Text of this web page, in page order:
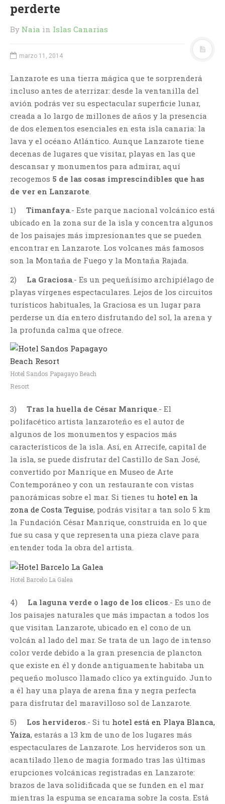
perderte
By Naia in Islas Canarias
marzo 11, 2014
Lanzarote es una tierra mágica que te sorprenderá
incluso antes de aterrizar: desde la ventanilla del
avión podrás ver su espectacular superficie lunar,
creada a lo largo de millones de años y la presencia
de dos elementos esenciales en esta isla canaria: la
lava y el océano Atlántico. Aunque Lanzarote tiene
decenas de lugares que visitar, playas en las que
descansar y monumentos para admirar, aquí
recogemos 5 de las cosas imprescindibles que has
de ver en Lanzarote
1) Timanfaya.- Este parque nacional volcánico está
ubicado en la zona sur de la isla y concentra algunos
de los paisajes más impresionantes que se pueden
encontrar en Lanzarote. Los volcanes más famosos
son la Montaña de Fuego y la Montaña Rajada.
2) La Graciosa .- Es un pequeñísimo archipiélago de
playas vírgenes espectaculares. Lejos de los circuitos
turísticos habituales, la Graciosa es un lugar para
perderse un día entero disfrutando del sol, la arena y
la profunda calma que ofrece.
Hotel Sandos Papagayo Beach
Resort
3) Tras la huella de César Manrique.- El
polifacético artista lanzaroteño es el autor de
algunos de los monumentos y espacios más
característicos de la isla. Así, en Arrecife, capital de
la isla, se puede disfrutar del Castillo de San José,
convertido por Manrique en Museo de Arte
Contemporáneo y con un restaurante con vistas
panorámicas sobre el mar. Si tienes tu hotel en la
zona de Costa Teguise, podrás visitar a tan solo 5 km
la Fundación César Manrique, construida en lo que
fue su casa y que representa una pieza clave para
entender toda la obra del artista.
Hotel Barcelo La Galea
4) La laguna verde o lago de los clicos.- Es uno de
los paisajes naturales que más impactan a todos los
que visitan Lanzarote, ubicado en el cono de un
volcán al lado del mar. Se trata de un lago de intenso
color verde debido a la gran presencia de plancton
que existe en él y donde antiguamente habitaba un
pequeño molusco llamado clico ya extinguido. Junto
a él hay una playa de arena fina y negra perfecta
para disfrutar del maravilloso sol de Lanzarote.
5) Los hervideros .- Si tu hotel está en Playa Blanca,
Yaiza, estarás a 13 km de uno de los lugares más
espectaculares de Lanzarote. Los hervideros son un
acantilado lleno de magia formado tras las últimas
erupciones volcánicas registradas en Lanzarote:
brazos de lava solidificada que se funden en el mar
mientras la espuma se encarama sobre la costa. Está